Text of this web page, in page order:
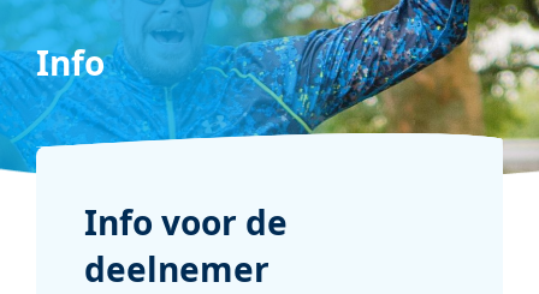
Info
Info voor de
deelnemer